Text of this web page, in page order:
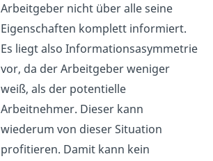
Arbeitgeber nicht über alle seine
Eigenschaften komplett informiert.
Es liegt also Informationsasymmetrie
vor, da der Arbeitgeber weniger
weiß, als der potentielle
Arbeitnehmer. Dieser kann
wiederum von dieser Situation
profitieren. Damit kann kein